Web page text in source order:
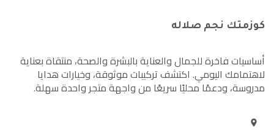
كوزمتك نجم صلاله
أساسيات فاخرة للجمال والعناية بالبشرة والصحة، منتقاة بعناية
لاهتمامك اليومي. اكتشف تركيبات موثوقة، وخيارات هدايا
مدروسة، ودعمًا محليًا سريعًا من واجهة متجر واحدة سهلة.